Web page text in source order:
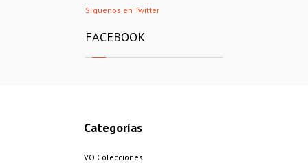
Síguenos en Twitter
FACEBOOK
Categorías
VO Colecciones